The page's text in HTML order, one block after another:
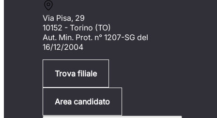
Via Pisa, 29
10152 - Torino (TO)
Aut. Min. Prot. n° 1207-SG del
16/12/2004
Trova filiale
Area candidato